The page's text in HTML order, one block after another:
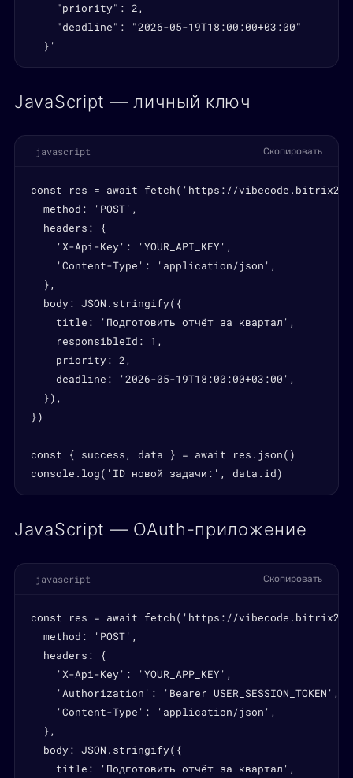
    "priority": 2,
    "deadline": "2026-05-19T18:00:00+03:00"
  }'
JavaScript — личный ключ
javascript Скопировать
const res = await fetch('https://
  method: 'POST',
  headers: {
    'X-Api-Key': 'YOUR_API_KEY',
    'Content-Type': 'application/json',
  },
  body: JSON.stringify({
    title: 'Подготовить отчёт за квартал',
    responsibleId: 1,
    priority: 2,
    deadline: '2026-05-19T18:00:00+03:00',
  }),
})
const { success, data } = await res.json()
console.log('ID новой задачи:', data.id)
JavaScript — OAuth-приложение
javascript Скопировать
const res = await fetch('https://
  method: 'POST',
  headers: {
    'X-Api-Key': 'YOUR_APP_KEY',
    'Authorization': 'Bearer USER_SESSION_TOKEN',
    'Content-Type': 'application/json',
  },
  body: JSON.stringify({
    title: 'Подготовить отчёт за квартал',